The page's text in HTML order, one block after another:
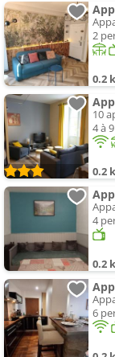
2
0.2
10
4 à
0.2
4
0.2
6